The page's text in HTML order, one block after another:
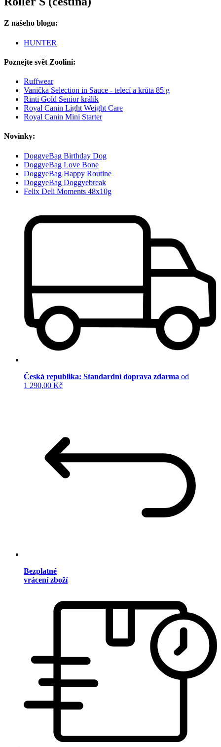
Z našeho blogu:
HUNTER
Poznejte svět Zoolini:
Ruffwear
Vanička Selection in Sauce - telecí a krůta 85 g
Rinti Gold Senior králík
Royal Canin Light Weight Care
Royal Canin Mini Starter
Novinky:
DoggyeBag Birthday Dog
DoggyeBag Love Bone
DoggyeBag Happy Routine
DoggyeBag Doggyebreak
Felix Deli Moments 48x10g
Česká republika: Standardní doprava zdarma od
1 290,00 Kč
Bezplatné
vrácení zboží